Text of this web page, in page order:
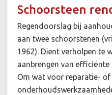
Schoorsteen
Regendoorslag bij
aan twee schoorstenen
1962). Dient verholpen te
aanbrengen van
Om wat voor reparatie- of